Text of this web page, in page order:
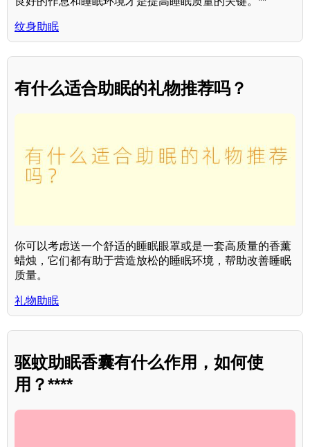
纹身助眠
有什么适合助眠的礼物推荐吗？
你可以考虑送一个舒适的睡眠眼罩或是一套高质量的香薰
蜡烛，它们都有助于营造放松的睡眠环境，帮助改善睡眠
质量。
礼物助眠
驱蚊助眠香囊有什么作用，如何使
用？****